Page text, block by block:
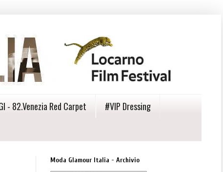
- 82.Venezia Red Carpet
#VIP Dressing
Moda Glamour Italia - Archivio